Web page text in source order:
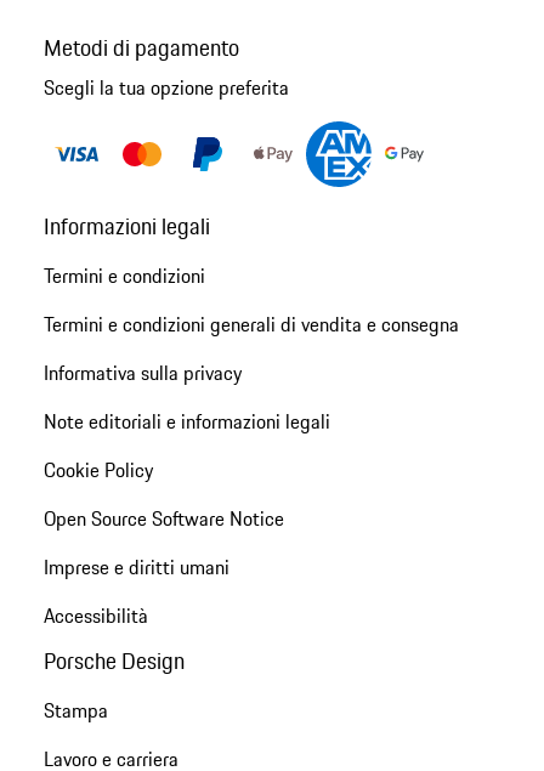
Metodi di pagamento
Scegli la tua opzione preferita
Informazioni legali
Termini e condizioni
Termini e condizioni generali di vendita e consegna
Informativa sulla privacy
Note editoriali e informazioni legali
Cookie Policy
Open Source Software Notice
Imprese e diritti umani
Accessibilità
Porsche Design
Stampa
Lavoro e carriera